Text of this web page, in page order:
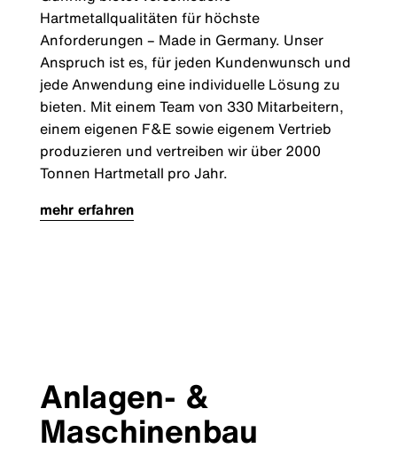
Hartmetallqualitäten für höchste
Anforderungen – Made in Germany. Unser
Anspruch ist es, für jeden Kundenwunsch und
jede Anwendung eine individuelle Lösung zu
bieten. Mit einem Team von 330 Mitarbeitern,
einem eigenen F&E sowie eigenem Vertrieb
produzieren und vertreiben wir über 2000
Tonnen Hartmetall pro Jahr.
mehr erfahren
Anlagen- &
Maschinenbau